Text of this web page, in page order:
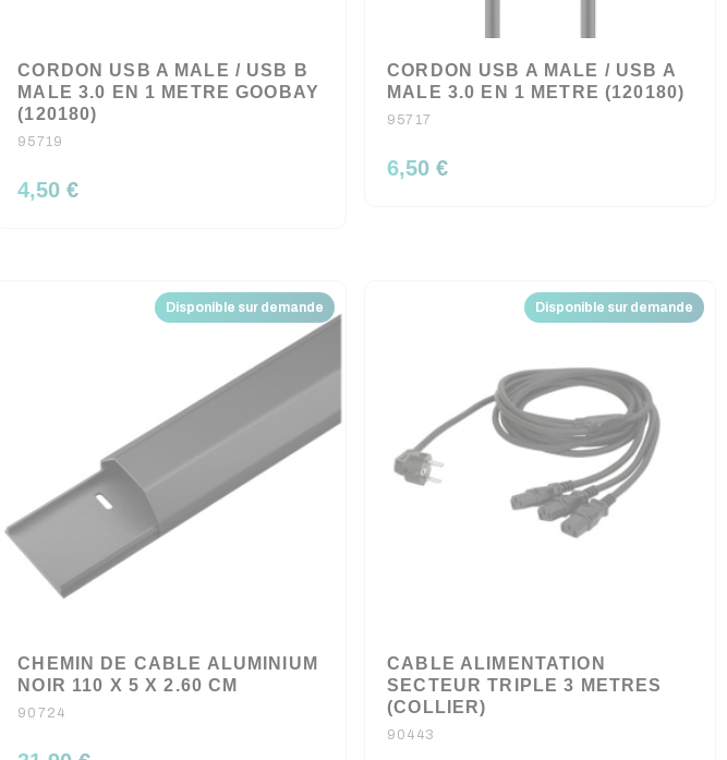
CORDON USB A MALE / USB B
MALE 3.0 EN 1 METRE GOOBAY
(120180)
95719
4,50 €
CORDON USB A MALE / USB A
MALE 3.0 EN 1 METRE (120180)
95717
6,50 €
Disponible sur demande
CHEMIN DE CABLE ALUMINIUM
NOIR 110 X 5 X 2.60 CM
90724
Disponible sur demande
CABLE ALIMENTATION
SECTEUR TRIPLE 3 METRES
(COLLIER)
90443